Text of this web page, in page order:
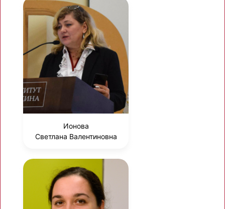
Ионова
Светлана Валентиновна